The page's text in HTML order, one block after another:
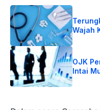
Wajah
OJK
Intai